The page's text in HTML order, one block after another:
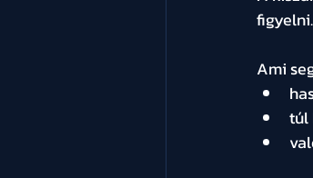
figyelni.
Ami
túl